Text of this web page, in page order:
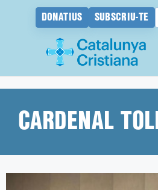
DONATIUS SUBSCRIU-TE
contingutCARDENAL